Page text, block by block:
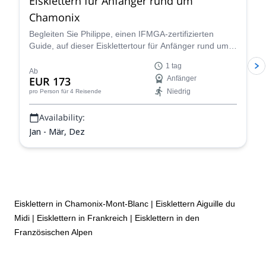
Let’s plan your next mountain project together!
Chamonix
Begleiten Sie Philippe, einen IFMGA-zertifizierten
Guide, auf dieser Eisklettertour für Anfänger rund um
aus einer anderen Perspektive.
Ab
EUR 173
pro Person für 4 Reisende
1 tag
Anfänger
Niedrig
Availability:
Jan - Mär, Dez
Eisklettern in Chamonix-Mont-Blanc | Eisklettern Aiguille du
Midi | Eisklettern in Frankreich | Eisklettern in den
Französischen Alpen